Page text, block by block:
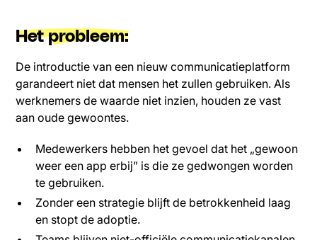
Het probleem:
De introductie van een nieuw communicatieplatform
garandeert niet dat mensen het zullen gebruiken. Als
werknemers de waarde niet inzien, houden ze vast
aan oude gewoontes.
Medewerkers hebben het gevoel dat het „gewoon
weer een app erbij” is die ze gedwongen worden
te gebruiken.
Zonder een strategie blijft de betrokkenheid laag
en stopt de adoptie.